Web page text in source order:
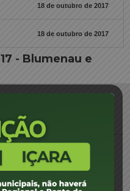
18 de outubro de 2017
18 de outubro de 2017
- Blumenau e